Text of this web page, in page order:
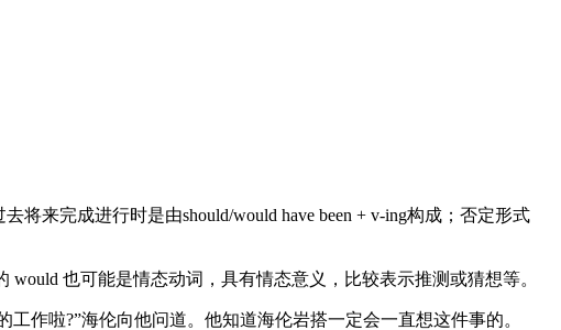
来完成进行时是由should/would have been + v-ing构成；否定形式
也可能是情态动词，具有情态意义，比较表示推测或猜想等。
的工作啦?”海伦向他问道。他知道海伦岩搭一定会一直想这件事的。